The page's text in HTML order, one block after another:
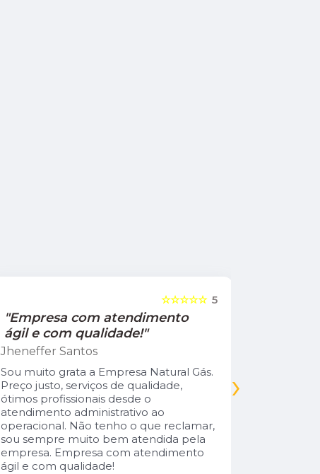
5
☆☆☆☆☆
"Empresa com atendimento
ágil e com qualidade!"
Jheneffer Santos
Sou muito grata a Empresa Natural Gás.
Preço justo, serviços de qualidade,
ótimos profissionais desde o
atendimento administrativo ao
operacional. Não tenho o que reclamar,
sou sempre muito bem atendida pela
empresa. Empresa com atendimento
ágil e com qualidade!
›